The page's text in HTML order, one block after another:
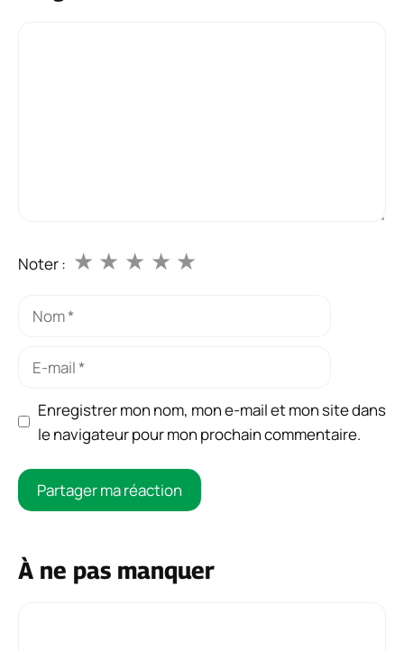
Noter : ★
★
★
★
★
Nom
Enregistrer mon nom, mon e-mail et mon site dans
le navigateur pour mon prochain commentaire.
À ne pas manquer